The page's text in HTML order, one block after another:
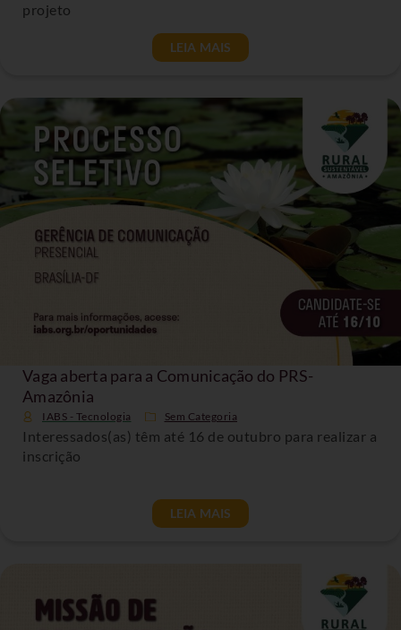
projeto
LEIA MAIS
Vaga aberta para a Comunicação do PRS-
Amazônia
IABS - Tecnologia Sem Categoria
Interessados(as) têm até 16 de outubro para realizar a
inscrição
LEIA MAIS